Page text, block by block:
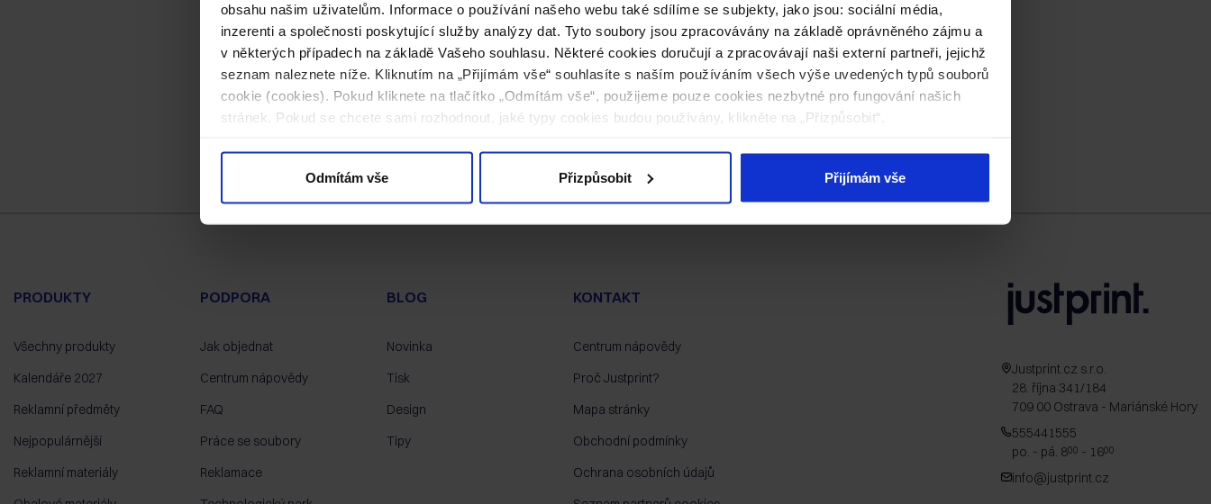
obsahu našim uživatelům. Informace o používání našeho webu také sdílíme se subjekty, jako jsou: sociální média,
inzerenti a společnosti poskytující služby analýzy dat. Tyto soubory jsou zpracovávány na základě oprávněného zájmu a
v některých případech na základě Vašeho souhlasu. Některé cookies doručují a zpracovávají naši externí partneři, jejichž
seznam naleznete níže. Kliknutím na „Přijímám vše“ souhlasíte s naším používáním všech výše uvedených typů souborů
cookie (cookies). Pokud kliknete na tlačítko „Odmítám vše“, použijeme pouze cookies nezbytné pro fungování našich
stránek. Pokud se chcete sami rozhodnout, jaké typy cookies budou používány, klikněte na „Přizpůsobit“.
Odmítám vše Přizpůsobit Přijímám vše
PRODUKTY
Všechny produkty
Kalendáře 2027
Reklamní předměty
Nejpopulárnější
Reklamní materiály
PODPORA
Jak objednat
Centrum nápovědy
FAQ
Práce se soubory
Reklamace
BLOG
Novinka
Tisk
Design
Tipy
KONTAKT
Centrum nápovědy
Proč Justprint?
Mapa stránky
Obchodní podmínky
Ochrana osobních údajů
Justprint.cz s.r.o.
28. října 341/184
709 00 Ostrava - Mariánské Hory
555441555
po. - pá. 800 - 1600
info@justprint.cz